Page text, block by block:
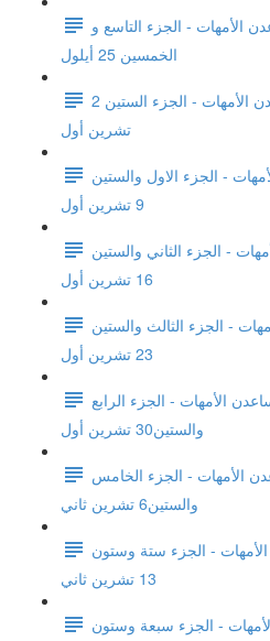
الأمهات - الجزء التاسع و
الخمسين 25 أيلول
جلسة الدعم - أمهات يساعدن الأمهات - الجزء الستين 2
تشرين أول
- الجزء الاول والستين
9 تشرين أول
- الجزء الثاني والستين
16 تشرين أول
- الجزء الثالث والستين
23 تشرين أول
الأمهات - الجزء الرابع
والستين30 تشرين أول
الأمهات - الجزء الخامس
والستين6 تشرين ثاني
- الجزء ستة وستون
13 تشرين ثاني
- الجزء سبعة وستون